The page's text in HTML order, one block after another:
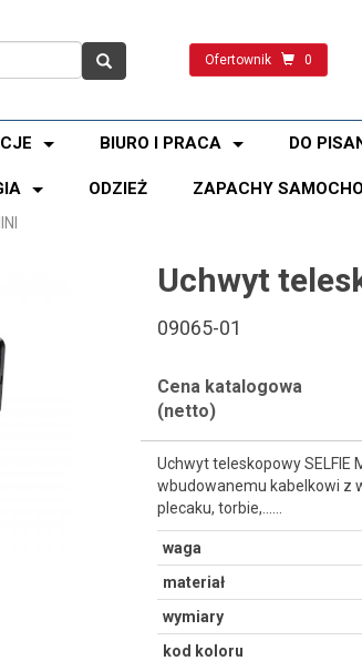
Ofertownik 0
BIURO I PRACA DO
ODZIEŻ ZAPACHY
Uchwyt
09065-01
Cena katalogowa
(netto)
Uchwyt teleskopowy SELFIE
wbudowanemu kabelkowi z
plecaku, torbie,...…
waga
materiał
wymiary
kod koloru